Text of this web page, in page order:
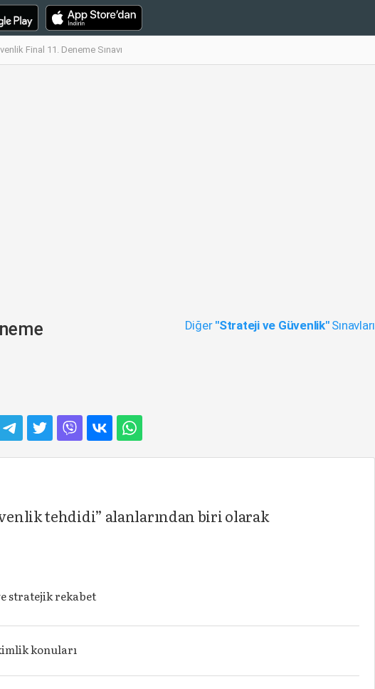
Final 11. Deneme Sınavı
Diğer "Strateji ve Güvenlik"Sınavları
tehdidi” alanlarından biri olarak
stratejik rekabet
konuları